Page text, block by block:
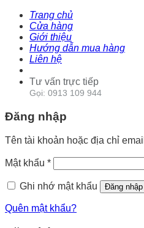
Trang chủ
Cửa hàng
Giới thiệu
Hướng dẫn mua hàng
Liên hệ
Tư vấn trực tiếp
Gọi: 0913 109 944
Đăng nhập
Tên tài khoản hoặc địa chỉ email
Mật khẩu *
Ghi nhớ mật khẩu Đăng nhập
Quên mật khẩu?